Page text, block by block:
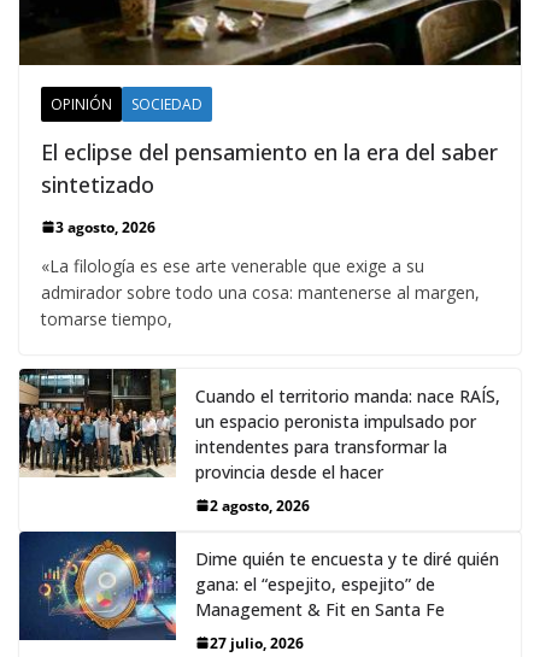
OPINIÓN SOCIEDAD
El eclipse del pensamiento en la era del saber
sintetizado
3 agosto, 2026
«La filología es ese arte venerable que exige a su
admirador sobre todo una cosa: mantenerse al margen,
tomarse tiempo,
Cuando el territorio manda: nace RAÍS,
un espacio peronista impulsado por
intendentes para transformar la
provincia desde el hacer
2 agosto, 2026
Dime quién te encuesta y te diré quién
gana: el “espejito, espejito” de
Management & Fit en Santa Fe
27 julio, 2026